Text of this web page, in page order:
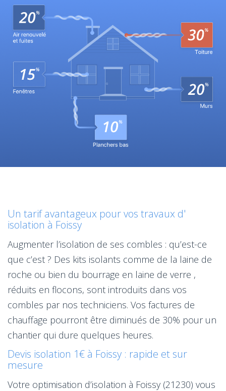
Un tarif avantageux pour vos travaux d'
isolation à Foissy
Augmenter l’isolation de ses combles : qu’est-ce
que c’est ? Des kits isolants comme de la laine de
roche ou bien du bourrage en laine de verre ,
réduits en flocons, sont introduits dans vos
combles par nos techniciens. Vos factures de
chauffage pourront être diminués de 30% pour un
chantier qui dure quelques heures.
Devis isolation 1€ à Foissy : rapide et sur
mesure
Votre optimisation d’isolation à Foissy (21230) vous